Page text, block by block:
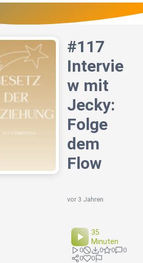
#117
Intervie
w mit
Jecky:
Folge
dem
Flow
vor 3 Jahren
35
Minuten
0 0 0
0
0
0